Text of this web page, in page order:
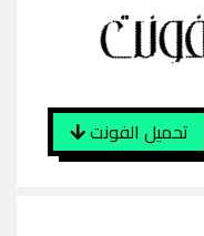
تحميل الفونت